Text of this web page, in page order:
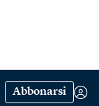
Abbonarsi